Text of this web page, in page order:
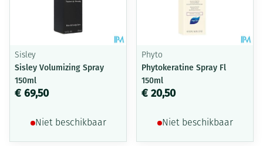
Sisley
Sisley Volumizing Spray
150ml
€ 69,50
Niet beschikbaar
Phyto
Phytokeratine Spray Fl
150ml
€ 20,50
Niet beschikbaar